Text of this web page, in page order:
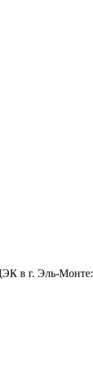
в г. Эль-Монте: